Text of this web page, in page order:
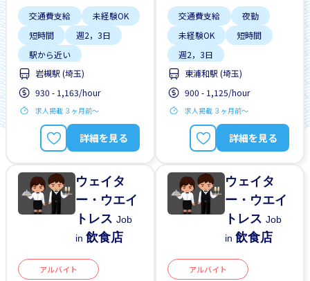
交通費支給
未経験OK
短時間
週2，3日
駅から近い
岩槻駅 (埼玉)
930 - 1,163/hour
求人掲載 ３ヶ月前〜
詳細を見る
交通費支給
夜勤
未経験OK
短時間
週2，3日
東浦和駅 (埼玉)
900 - 1,125/hour
求人掲載 ３ヶ月前〜
詳細を見る
ウェイタ
ー・ウエイ
トレスJob
in飲食店
アルバイト
ウェイタ
ー・ウエイ
トレスJob
in飲食店
アルバイト